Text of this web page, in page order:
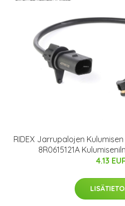
RIDEX Jarrupalojen Kulumisen
8R0615121A
4.13